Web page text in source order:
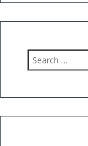
Search
for: